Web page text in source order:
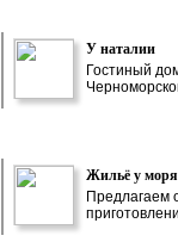
У наталии
Гостиный
Жильё у моря
Предлагаем